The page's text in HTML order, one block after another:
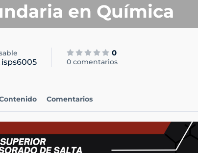
en Química
0
0 comentarios
Comentarios